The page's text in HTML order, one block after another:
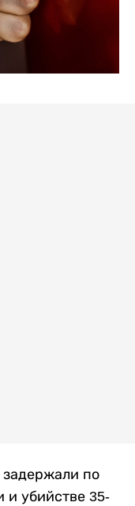
по
и убийстве 35-